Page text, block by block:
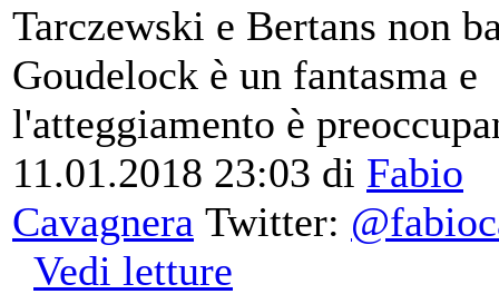
Tarczewski e Bertans non
Goudelock è un fantasma e
l'atteggiamento è
11.01.2018 23:03 di Fabio
Cavagnera Twitter:
Vedi letture